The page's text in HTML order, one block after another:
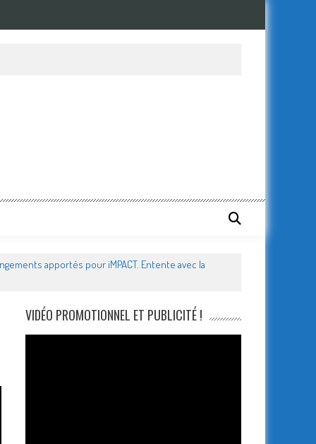
apportés pour iMPACT. Entente avec la
VIDÉO PROMOTIONNEL ET PUBLICITÉ !